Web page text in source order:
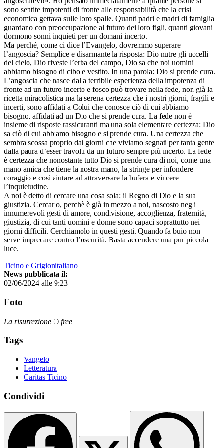
sono sentite impotenti di fronte alle responsabilità che la crisi
economica gettava sulle loro spalle. Quanti padri e madri di famiglia
guardano con preoccupazione al futuro dei loro figli, quanti giovani
dormono sonni inquieti per un domani incerto.
Ma perché, come ci dice l’Evangelo, dovremmo superare
l’angoscia? Semplice e disarmante la risposta: Dio nutre gli uccelli
del cielo, Dio riveste l’erba del campo, Dio sa che noi uomini
abbiamo bisogno di cibo e vestito. In una parola: Dio si prende cura.
L’angoscia che nasce dalla terribile esperienza della impotenza di
fronte ad un futuro incerto e fosco può trovare nella fede, non già la
ricetta miracolistica ma la serena certezza che i nostri giorni, fragili e
incerti, sono affidati a Colui che conosce ciò di cui abbiamo
bisogno, affidati ad un Dio che si prende cura. La fede non è
insieme di risposte rassicuranti ma una sola elementare certezza: Dio
sa ciò di cui abbiamo bisogno e si prende cura. Una certezza che
sembra scossa proprio dai giorni che viviamo segnati per tanta gente
dalla paura d’esser travolti da un futuro sempre più incerto. La fede
è certezza che nonostante tutto Dio si prende cura di noi, come una
mano amica che tiene la nostra mano, la stringe per infondere
coraggio e così aiutare ad attraversare la bufera e vincere
l’inquietudine.
A noi è detto di cercare una cosa sola: il Regno di Dio e la sua
giustizia. Cercarlo, perchè è già in mezzo a noi, nascosto negli
innumerevoli gesti di amore, condivisione, accoglienza, fraternità,
giustizia, di cui tanti uomini e donne sono capaci soprattutto nei
giorni difficili. Cerchiamolo in questi gesti. Quando fa buio non
serve imprecare contro l’oscurità. Basta accendere una pur piccola
luce.
Ticino e Grigionitaliano
News pubblicata il:
02/06/2024 alle 9:23
Foto
La risurrezione © free
Tags
Vangelo
Letteratura
Caritas Ticino
Condividi